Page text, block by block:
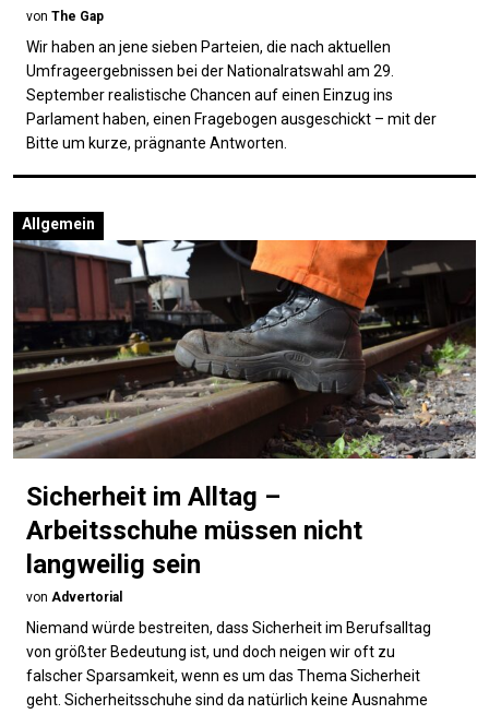
von The Gap
Wir haben an jene sieben Parteien, die nach aktuellen
Umfrage­ergebnissen bei der Nationalratswahl am 29.
September realistische Chancen auf einen Einzug ins
Parlament haben, einen Fragebogen ausgeschickt – mit der
Bitte um kurze, prägnante Antworten.
Allgemein
Sicherheit im Alltag –
Arbeitsschuhe müssen nicht
langweilig sein
von Advertorial
Niemand würde bestreiten, dass Sicherheit im Berufsalltag
von größter Bedeutung ist, und doch neigen wir oft zu
falscher Sparsamkeit, wenn es um das Thema Sicherheit
geht. Sicherheitsschuhe sind da natürlich keine Ausnahme